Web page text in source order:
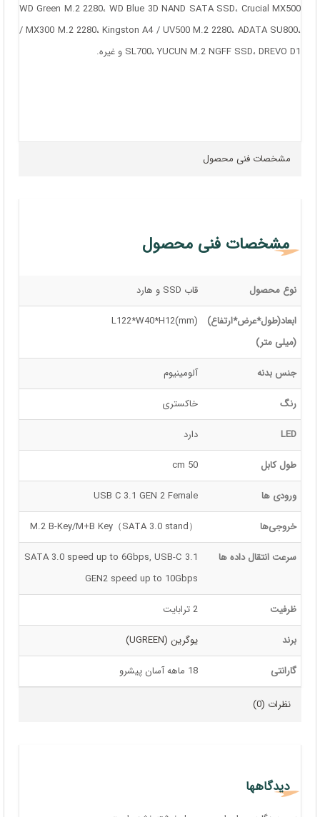
WD Green M.2 2280، WD Blue 3D NAND SATA SSD، Crucial MX500
/ MX300 M.2 2280، Kingston A4 / UV500 M.2 2280، ADATA SU800،
SL700، YUCUN M.2 NGFF SSD، DREVO D1 و غیره.
مشخصات فنی محصول
مشخصات فنی محصول
نوع محصول قاب SSD و هارد
ابعاد(طول*عرض*ارتفاع)
(میلی متر)
L122*W40*H12(mm)
جنس بدنه آلومینیوم
رنگ خاکستری
LED دارد
طول کابل 50 cm
ورودی ها USB C 3.1 GEN 2 Female
خروجی‌ها M.2 B-Key/M+B Key（SATA 3.0 stand）
سرعت انتقال داده ها
SATA 3.0 speed up to 6Gbps, USB-C 3.1
GEN2 speed up to 10Gbps
ظرفیت 2 ترابایت
برند یوگرین (UGREEN)
گارانتی 18 ماهه آسان پیشرو
نظرات (0)
دیدگاهها